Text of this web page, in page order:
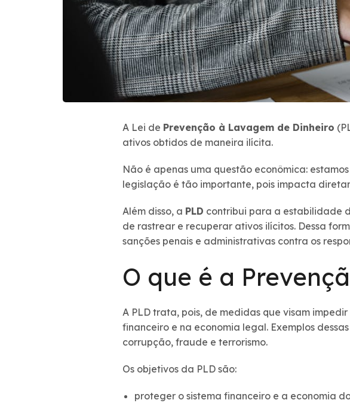
A Lei de Prevenção à Lavagem de Dinheiro
ativos obtidos de maneira ilícita.
Não é apenas uma questão econômica:
legislação é tão importante, pois impacta
Além disso, a PLD contribui para a estabilidade
de rastrear e recuperar ativos ilícitos. Dessa
sanções penais e administrativas contra os
O que é a
A PLD trata, pois, de medidas que visam
financeiro e na economia legal. Exemplos
corrupção, fraude e terrorismo.
Os objetivos da PLD são:
proteger o sistema financeiro e a economia